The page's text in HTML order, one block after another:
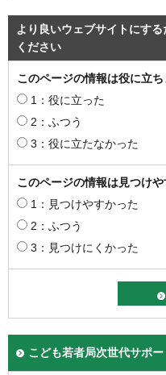
より良いウェブサイトにす
ください
このページの情報は役に立ち
1：役に立った
2：ふつう
3：役に立たなかった
このページの情報は見つけ
1：見つけやすかった
2：ふつう
3：見つけにくかった
こども若者局次世代サポ